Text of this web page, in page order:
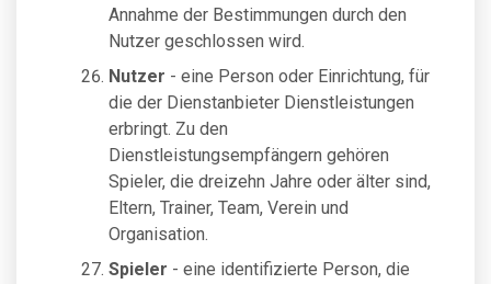
Annahme der Bestimmungen durch den
Nutzer geschlossen wird.
Nutzer - eine Person oder Einrichtung, für
die der Dienstanbieter Dienstleistungen
erbringt. Zu den
Dienstleistungsempfängern gehören
Spieler, die dreizehn Jahre oder älter sind,
Eltern, Trainer, Team, Verein und
Organisation.
Spieler - eine identifizierte Person, die